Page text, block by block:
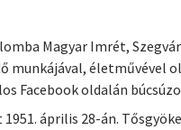
Magyar Imrét,
munkájával, életművével
Facebook oldalán
1951. április 28-án.